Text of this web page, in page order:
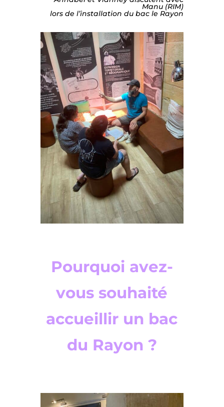
Manu (RIM)
lors de l’installation du bac le Rayon
Pourquoi avez-
vous souhaité
accueillir un bac
du Rayon ?